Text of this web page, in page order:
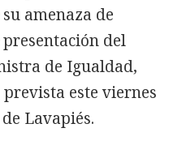
amenaza de
del
de Igualdad,
este viernes
Lavapiés.